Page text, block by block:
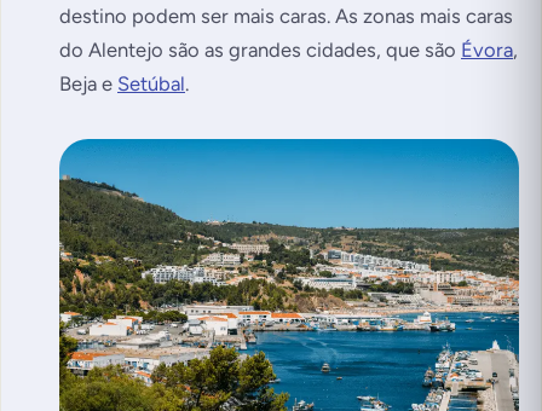
destino podem ser mais caras. As zonas mais caras
do Alentejo são as grandes cidades, que são Évora,
Beja e Setúbal.